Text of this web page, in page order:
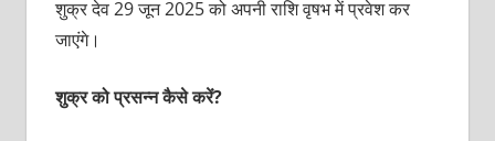
शुक्र देव 29 जून 2025 को अपनी राशि वृषभ में प्रवेश कर
जाएंगे।
शुक्र को प्रसन्न कैसे करें?